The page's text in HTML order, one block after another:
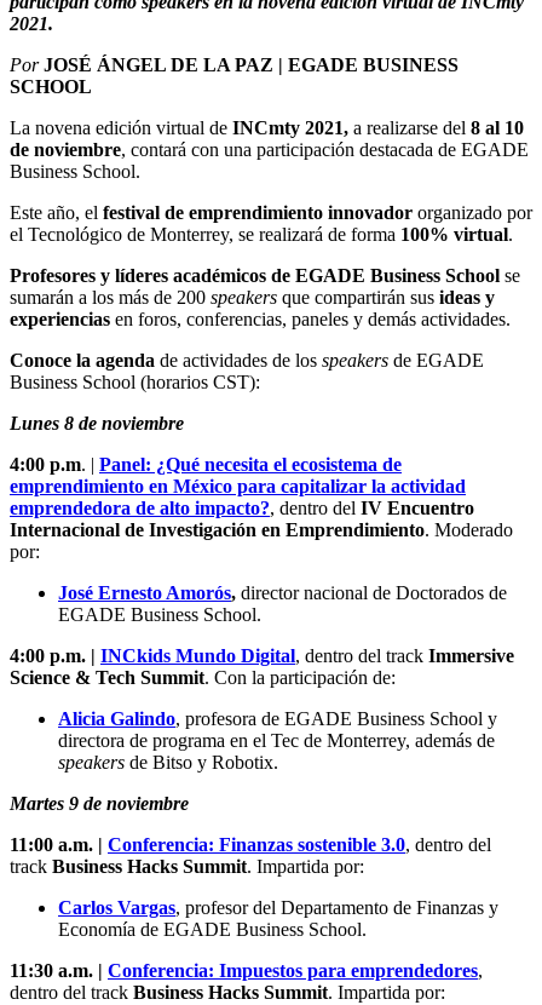
2021.
Por JOSÉ ÁNGEL DE LA PAZ | EGADE BUSINESS
SCHOOL
La novena edición virtual de INCmty 2021, a realizarse del 8 al 10
de noviembre, contará con una participación destacada de EGADE
Business School.
Este año, el festival de emprendimiento innovador organizado por
el Tecnológico de Monterrey, se realizará de forma 100% virtual.
Profesores y líderes académicos de EGADE Business School se
sumarán a los más de 200 speakers que compartirán sus ideas y
experiencias en foros, conferencias, paneles y demás actividades.
Conoce la agenda de actividades de los speakers de EGADE
Business School (horarios CST):
Lunes 8 de noviembre
4:00 p.m. | Panel: ¿Qué necesita el ecosistema de
emprendimiento en México para capitalizar la actividad
emprendedora de alto impacto?, dentro del IV Encuentro
Internacional de Investigación en Emprendimiento. Moderado
por:
José Ernesto Amorós, director nacional de Doctorados de
EGADE Business School.
4:00 p.m. | INCkids Mundo Digital, dentro del track Immersive
Science & Tech Summit. Con la participación de:
Alicia Galindo, profesora de EGADE Business School y
directora de programa en el Tec de Monterrey, además de
speakers de Bitso y Robotix.
Martes 9 de noviembre
11:00 a.m. | Conferencia: Finanzas sostenible 3.0, dentro del
track Business Hacks Summit. Impartida por:
Carlos Vargas, profesor del Departamento de Finanzas y
Economía de EGADE Business School.
11:30 a.m. | Conferencia: Impuestos para emprendedores,
dentro del track Business Hacks Summit. Impartida por: